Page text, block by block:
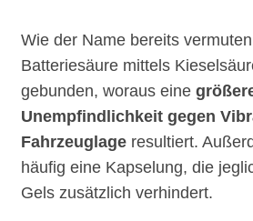
Wie der Name bereits
Batteriesäure mittels
gebunden, woraus eine
Unempfindlichkeit gegen
Fahrzeuglage resultiert.
häufig eine Kapselung, die
Gels zusätzlich verhindert.